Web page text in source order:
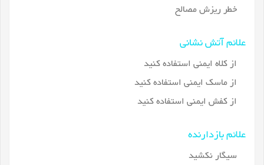
خطر ریزش مصالح
علائم آتش نشانی
از کلاه ایمنی استفاده کنید
از ماسک ایمنی استفاده کنید
از کفش ایمنی استفاده کنید
علائم بازدارنده
سیگار نکشید